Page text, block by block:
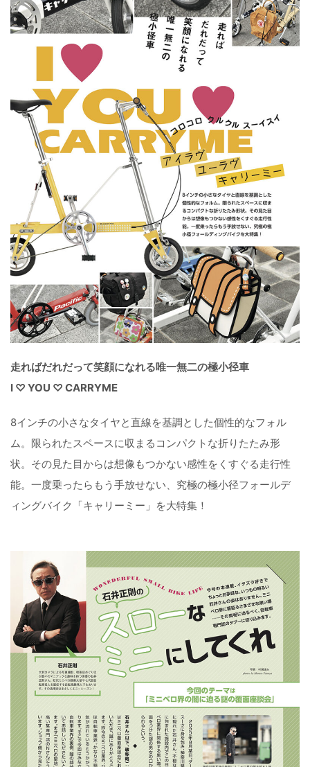
走ればだれだって笑顔になれる唯一無二の極小径車
I ♡ YOU ♡ CARRYME
8インチの小さなタイヤと直線を基調とした個性的なフォル
ム。限られたスペースに収まるコンパクトな折りたたみ形
状。その見た目からは想像もつかない感性をくすぐる走行性
能。一度乗ったらもう手放せない、究極の極小径フォールデ
ィングバイク「キャリーミー」を大特集！